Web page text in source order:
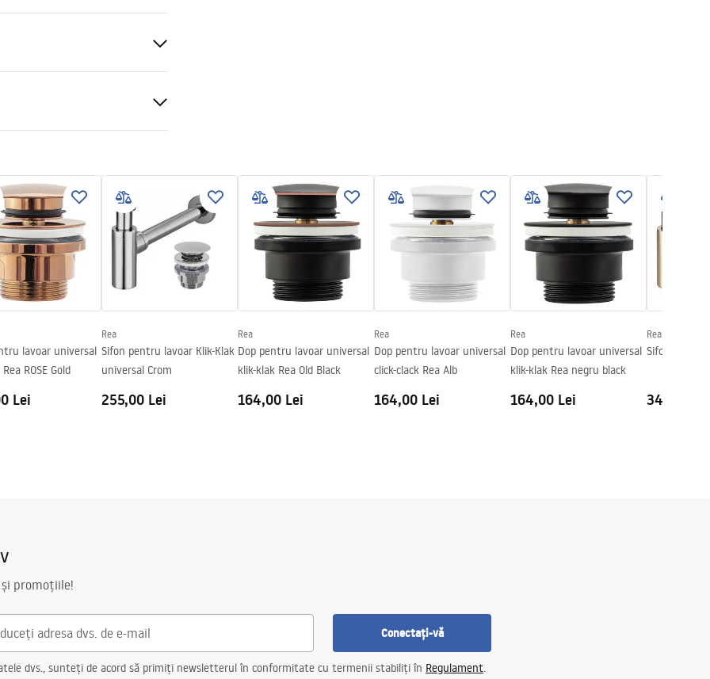
piatră
_5.pdf
lavoar universal
ROSE Gold
Lei
Rea
Sifon pentru lavoar Klik-Klak
universal Crom
255,00 Lei
Rea
Dop pentru lavoar universal
klik-klak Rea Old Black
164,00 Lei
Rea
Dop pentru lavoar universal
click-clack Rea Alb
164,00 Lei
Rea
Dop pentru lavoar universal
klik-klak Rea negru black
164,00 Lei
Rea
Sifon REA
348,00
promoțiile!
Conectați-vă
dvs., sunteți de acord să primiți newsletterul în conformitate cu termenii stabiliți în Regulament.